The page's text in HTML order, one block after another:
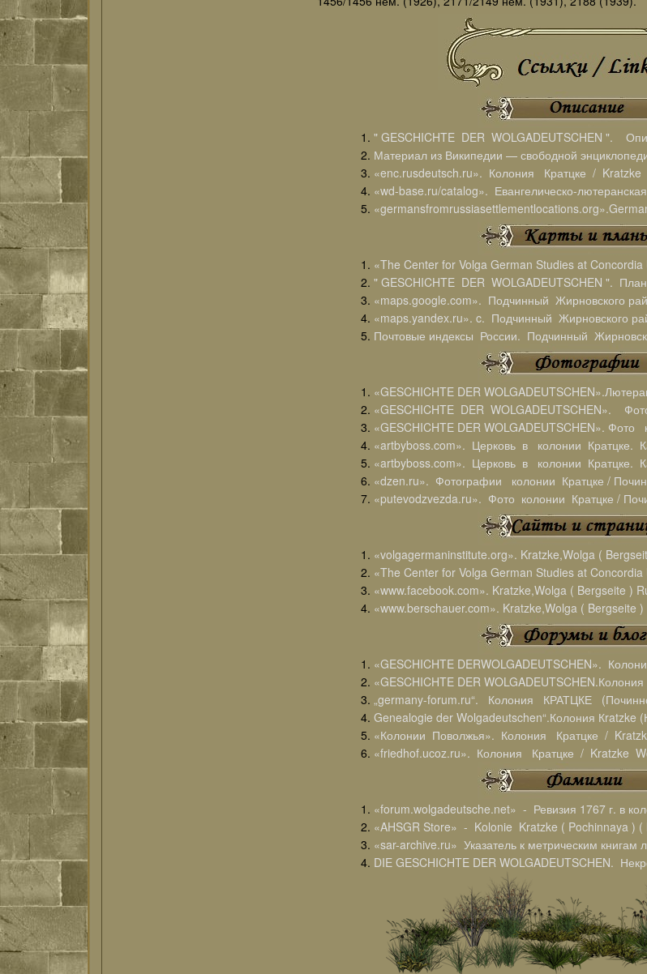
" GESCHICHTE DER WOLGADEUTSCHEN ".
Материал из Википедии — свободной
«enc.rusdeutsch.ru». Колония Кратцке /
«wd-base.ru/catalog». Евангелическо-
«The Center for Volga German Studies at
" GESCHICHTE DER WOLGADEUTSCHEN ".
«maps.google.com». Подчинный Жирновского
«maps.yandex.ru». c. Подчинный Жирновского
Почтовые индексы России. Подчинный
«GESCHICHTE DER
«GESCHICHTE DER WOLGADEUTSCHEN».
«GESCHICHTE DER WOLGADEUTSCHEN». Фото
«artbyboss.com». Церковь в колонии Кратцке.
«artbyboss.com». Церковь в колонии Кратцке.
«dzen.ru». Фотографии колонии Кратцке /
«putevodzvezda.ru». Фото колонии Кратцке /
«volgagermaninstitute.org». Kratzke,Wolga (
«The Center for Volga German Studies at
«www.facebook.com». Kratzke,Wolga ( Bergseite )
«www.berschauer.com». Kratzke,Wolga ( Bergseite
«GESCHICHTE DERWOLGADEUTSCHEN».
«GESCHICHTE DER
„germany-forum.ru“. Колония КРАТЦКЕ
Genealogie der Wolgadeutschen“.Колония Кratzke
«Колонии Поволжья». Колония Кратцке /
«friedhof.ucoz.ru». Колония Кратцке / Kratzke
«forum.wolgadeutsche.net» - Ревизия 1767 г. в
«AHSGR Store» - Kolonie Kratzke ( Pochinnaya )
«sar-archive.ru» Указатель к метрическим книгам
DIE GESCHICHTE DER WOLGADEUTSCHEN.